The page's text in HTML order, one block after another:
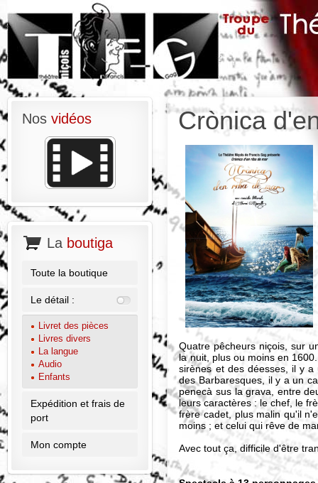
Crònica
Quatre pêcheurs niçois, sur
la nuit, plus ou moins en
sirènes et des déesses, il y
des Barbaresques, il y a un
penecà sus la grava, entre
leurs caractères : le chef, le
frère cadet, plus malin qu'il
moins ; et celui qui rêve de
Avec tout ça, difficile d'être
Nos vidéos
La boutiga
Toute la boutique
Le détail :
Livret des pièces
Livres divers
La langue
Audio
Enfants
Expédition et frais de
port
Mon compte